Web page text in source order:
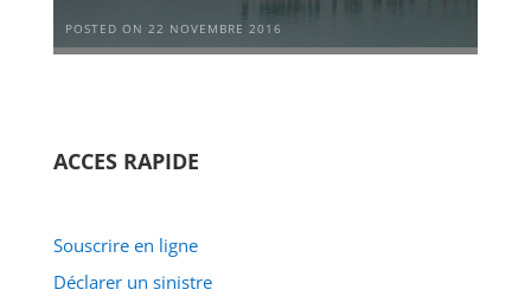
POSTED ON 22 NOVEMBRE 2016
ACCES RAPIDE
Souscrire en ligne
Déclarer un sinistre